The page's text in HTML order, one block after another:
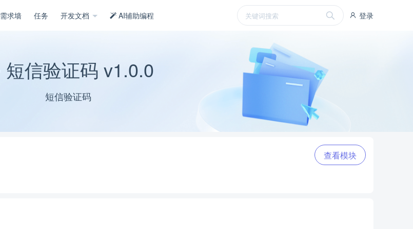
登录
需求墙 任务 开发文档 AI辅助编程
短信验证码 v1.0.0
短信验证码
查看模块